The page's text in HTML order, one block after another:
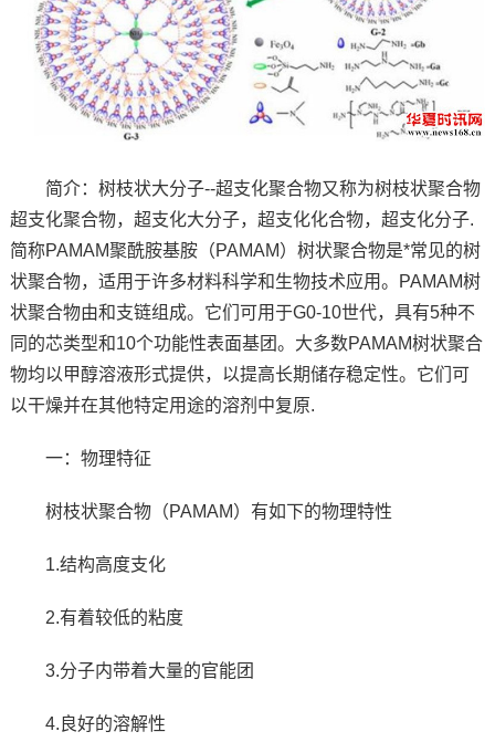
简介：树枝状大分子--超支化聚合物又称为树枝状聚合物
超支化聚合物，超支化大分子，超支化化合物，超支化分子.
简称PAMAM聚酰胺基胺（PAMAM）树状聚合物是*常见的树
状聚合物，适用于许多材料科学和生物技术应用。PAMAM树
状聚合物由和支链组成。它们可用于G0-10世代，具有5种不
同的芯类型和10个功能性表面基团。大多数PAMAM树状聚合
物均以甲醇溶液形式提供，以提高长期储存稳定性。它们可
以干燥并在其他特定用途的溶剂中复原.
一：物理特征
树枝状聚合物（PAMAM）有如下的物理特性
1.结构高度支化
2.有着较低的粘度
3.分子内带着大量的官能团
4.良好的溶解性